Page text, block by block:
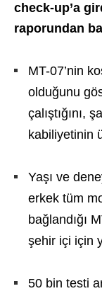
check-up’a
raporundan
MT-07’nin
olduğunu
çalıştığını,
kabiliyetinin
Yaşı ve
erkek tüm
bağlandığı
şehir içi için
50 bin testi